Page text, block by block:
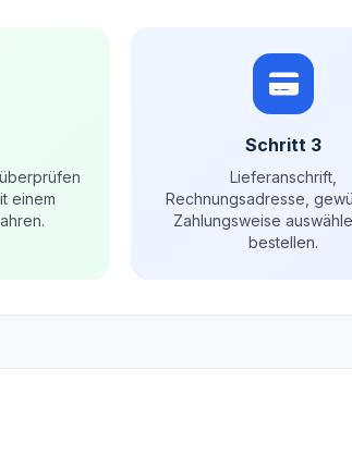
einem
Schritt 3
Lieferanschrift,
Rechnungsadresse,
Zahlungsweise
bestellen.